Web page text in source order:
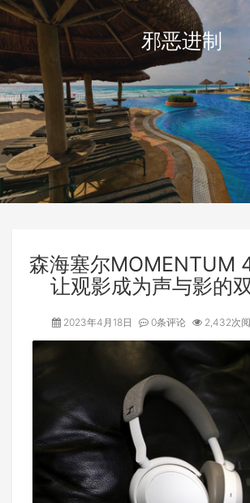
邪恶进制
森海塞尔MOMENTUM
让观影成为声与影的
2023年4月18日 0条评论 2,432次